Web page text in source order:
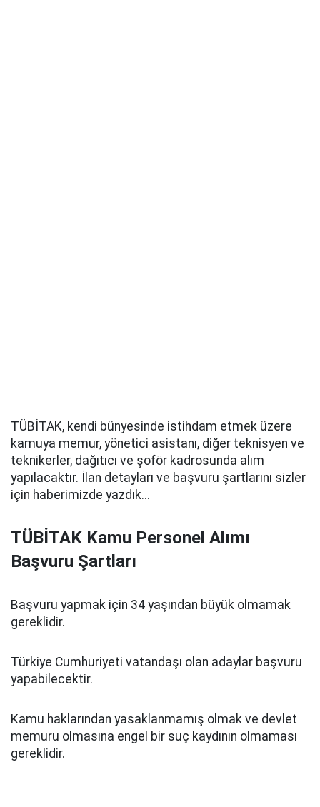
TÜBİTAK, kendi bünyesinde istihdam etmek üzere
kamuya memur, yönetici asistanı, diğer teknisyen ve
teknikerler, dağıtıcı ve şoför kadrosunda alım
yapılacaktır. İlan detayları ve başvuru şartlarını sizler
için haberimizde yazdık...
TÜBİTAK Kamu Personel Alımı
Başvuru Şartları
Başvuru yapmak için 34 yaşından büyük olmamak
gereklidir.
Türkiye Cumhuriyeti vatandaşı olan adaylar başvuru
yapabilecektir.
Kamu haklarından yasaklanmamış olmak ve devlet
memuru olmasına engel bir suç kaydının olmaması
gereklidir.